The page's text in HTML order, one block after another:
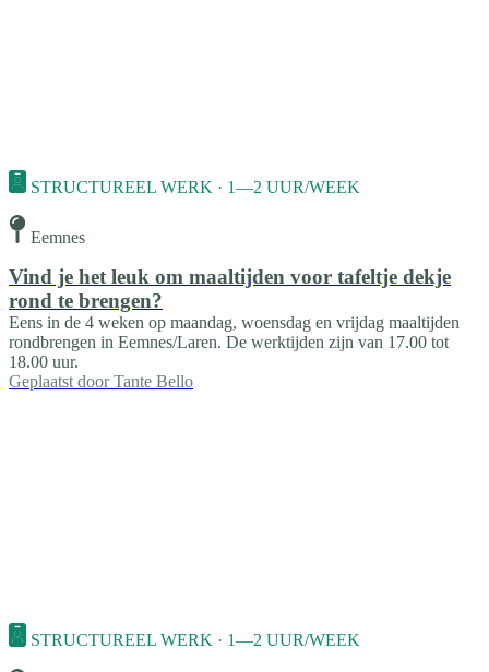
STRUCTUREEL WERK · 1—2 UUR/WEEK
Eemnes
Vind je het leuk om maaltijden voor tafeltje dekje
rond te brengen?
Eens in de 4 weken op maandag, woensdag en vrijdag maaltijden
rondbrengen in Eemnes/Laren. De werktijden zijn van 17.00 tot
18.00 uur.
Geplaatst door Tante Bello
STRUCTUREEL WERK · 1—2 UUR/WEEK